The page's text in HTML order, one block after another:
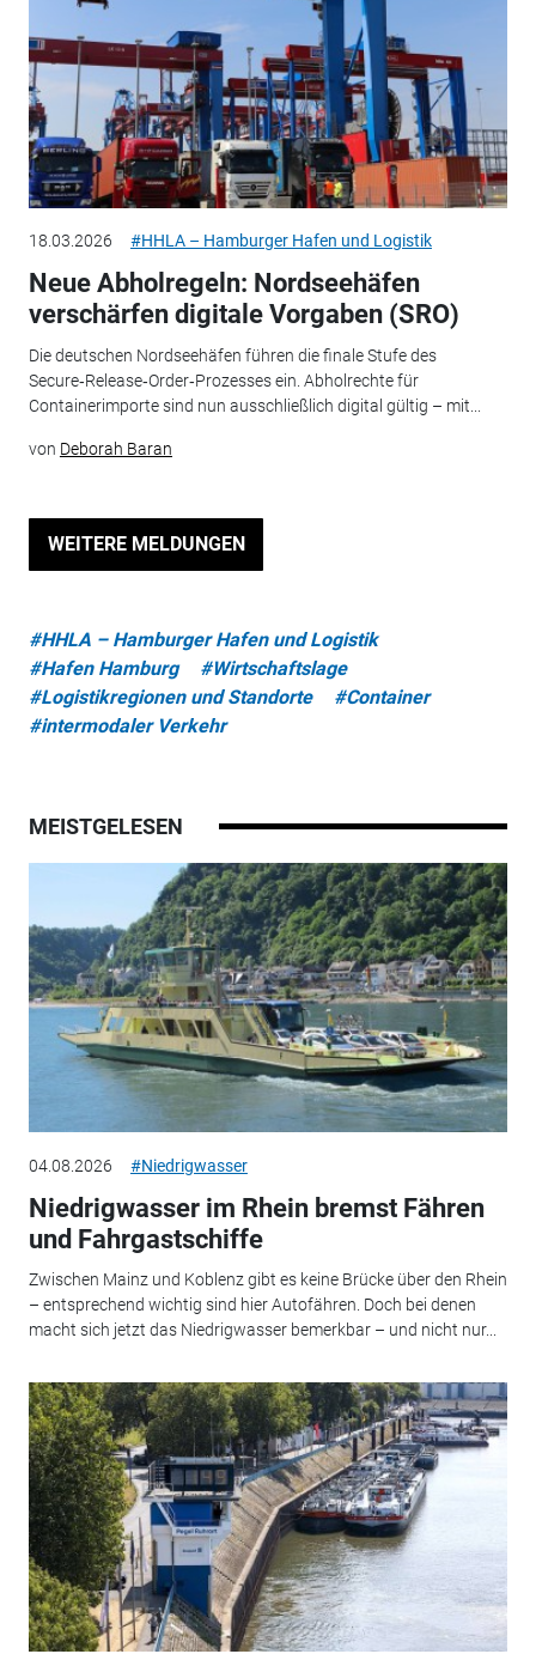
18.03.2026 #HHLA – Hamburger Hafen und Logistik
Neue Abholregeln: Nordseehäfen
verschärfen digitale Vorgaben (SRO)
Die deutschen Nordseehäfen führen die finale Stufe des
Secure‑Release‑Order‑Prozesses ein. Abholrechte für
Containerimporte sind nun ausschließlich digital gültig – mit...
von Deborah Baran
WEITERE MELDUNGEN
#HHLA – Hamburger Hafen und Logistik
#Hafen Hamburg
#Wirtschaftslage
#Logistikregionen und Standorte
#Container
#intermodaler Verkehr
MEISTGELESEN
04.08.2026 #Niedrigwasser
Niedrigwasser im Rhein bremst Fähren
und Fahrgastschiffe
Zwischen Mainz und Koblenz gibt es keine Brücke über den Rhein
– entsprechend wichtig sind hier Autofähren. Doch bei denen
macht sich jetzt das Niedrigwasser bemerkbar – und nicht nur...